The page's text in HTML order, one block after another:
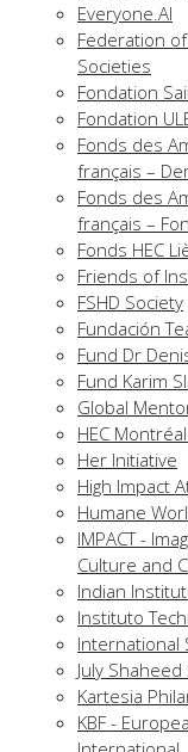
Everyone.AI
Federation
Societies
Fondation
Fondation
Fonds des
français –
Fonds des
français –
Fonds HEC
Friends of
FSHD Society
Fundación
Fund Dr
Fund Karim
Global
HEC
Her Initiative
High Impact
Humane
IMPACT -
Culture and
Indian
Instituto
International
July
Kartesia
KBF -